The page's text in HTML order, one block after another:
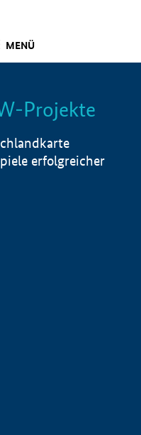
MENÜ
Info
Projekte
erfolgreicher